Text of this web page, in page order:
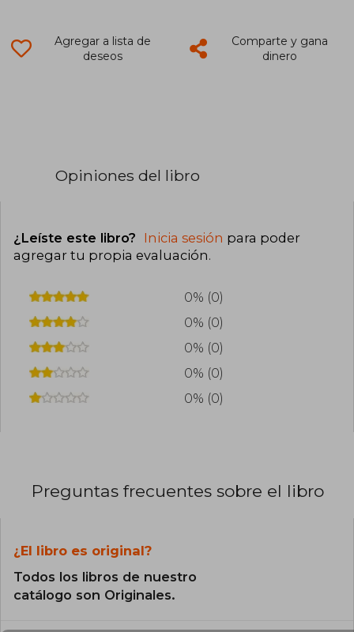
Agregar a lista de
deseos
Comparte y gana
dinero
Opiniones del libro
¿Leíste este libro? Inicia sesión para poder
agregar tu propia evaluación.
0% (0)
0% (0)
0% (0)
0% (0)
0% (0)
Preguntas frecuentes sobre el libro
¿El libro es original?
Todos los libros de nuestro
catálogo son Originales.